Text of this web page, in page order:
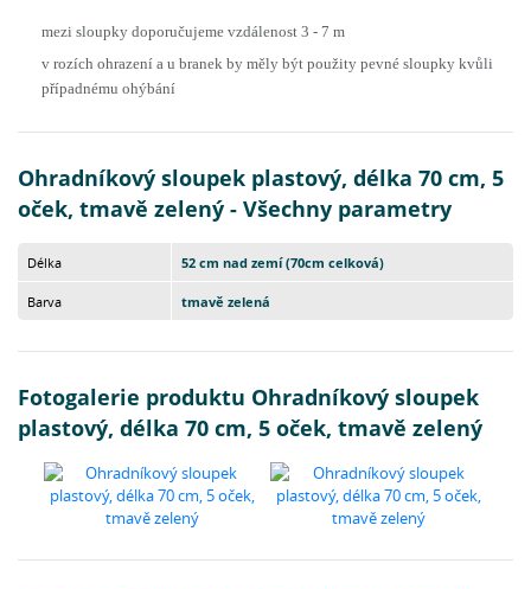
mezi sloupky doporučujeme vzdálenost 3 - 7 m
v rozích ohrazení a u branek by měly být použity pevné sloupky kvůli
případnému ohýbání
Ohradníkový sloupek plastový, délka 70 cm, 5
oček, tmavě zelený - Všechny parametry
Délka 52 cm nad zemí (70cm celková)
Barva tmavě zelená
Fotogalerie produktu Ohradníkový sloupek
plastový, délka 70 cm, 5 oček, tmavě zelený